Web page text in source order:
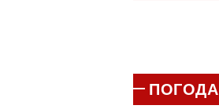
ПОГОДА